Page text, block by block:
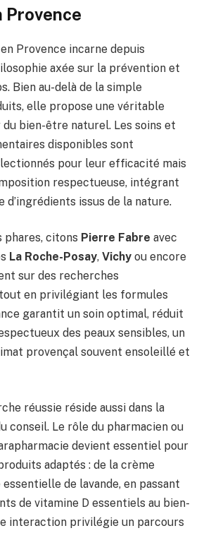
Provence
Provence incarne depuis
axée sur la prévention et
Bien au-delà de la simple
elle propose une véritable
bien-être naturel. Les soins et
disponibles sont
pour leur efficacité mais
respectueuse, intégrant
d’ingrédients issus de la nature.
phares, citons Pierre Fabre avec
La Roche-Posay, Vichy ou encore
sur des recherches
en privilégiant les formules
garantit un soin optimal, réduit
des peaux sensibles, un
provençal souvent ensoleillé et
réussie réside aussi dans la
conseil. Le rôle du pharmacien ou
devient essentiel pour
adaptés : de la crème
essentielle de lavande, en passant
de vitamine D essentiels au bien-
interaction privilégie un parcours